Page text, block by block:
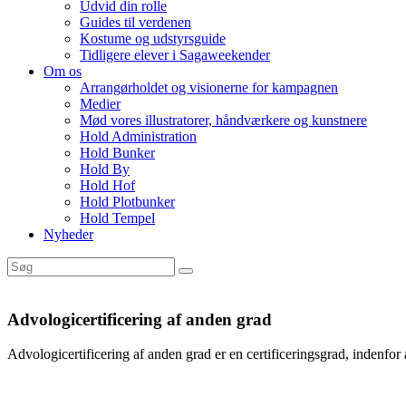
Udvid din rolle
Guides til verdenen
Kostume og udstyrsguide
Tidligere elever i Sagaweekender
Om os
Arrangørholdet og visionerne for kampagnen
Medier
Mød vores illustratorer, håndværkere og kunstnere
Hold Administration
Hold Bunker
Hold By
Hold Hof
Hold Plotbunker
Hold Tempel
Nyheder
Advologicertificering af anden grad
Advologicertificering af anden grad er en certificeringsgrad, indenfor